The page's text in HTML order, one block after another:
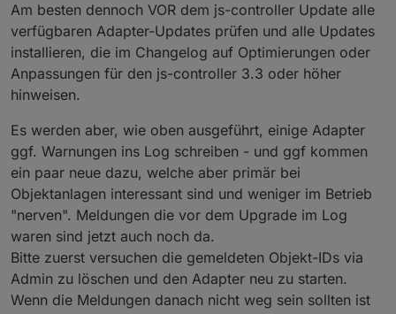
Am besten dennoch VOR dem js-controller Update alle
verfügbaren Adapter-Updates prüfen und alle Updates
installieren, die im Changelog auf Optimierungen oder
Anpassungen für den js-controller 3.3 oder höher
hinweisen.
Es werden aber, wie oben ausgeführt, einige Adapter
ggf. Warnungen ins Log schreiben - und ggf kommen
ein paar neue dazu, welche aber primär bei
Objektanlagen interessant sind und weniger im Betrieb
"nerven". Meldungen die vor dem Upgrade im Log
waren sind jetzt auch noch da.
Bitte zuerst versuchen die gemeldeten Objekt-IDs via
Admin zu löschen und den Adapter neu zu starten.
Wenn die Meldungen danach nicht weg sein sollten ist